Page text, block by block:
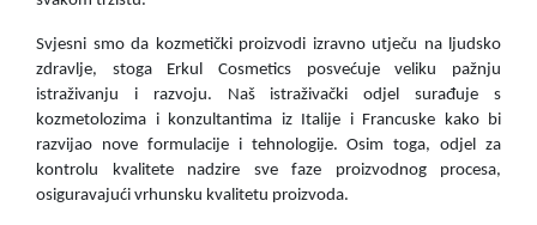
Svjesni smo da kozmetički proizvodi izravno utječu na ljudsko
zdravlje, stoga Erkul Cosmetics posvećuje veliku pažnju
istraživanju i razvoju. Naš istraživački odjel surađuje s
kozmetolozima i konzultantima iz Italije i Francuske kako bi
razvijao nove formulacije i tehnologije. Osim toga, odjel za
kontrolu kvalitete nadzire sve faze proizvodnog procesa,
osiguravajući vrhunsku kvalitetu proizvoda.